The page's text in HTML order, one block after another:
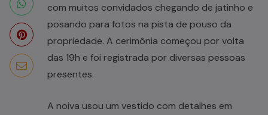
com muitos convidados chegando de jatinho e
posando para fotos na pista de pouso da
propriedade. A cerimônia começou por volta
das 19h e foi registrada por diversas pessoas
presentes.
A noiva usou um vestido com detalhes em